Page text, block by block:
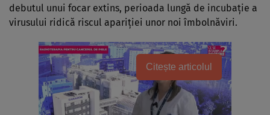
debutul unui focar extins, perioada lungă de incubație a
virusului ridică riscul apariției unor noi îmbolnăviri.
Citește articolul